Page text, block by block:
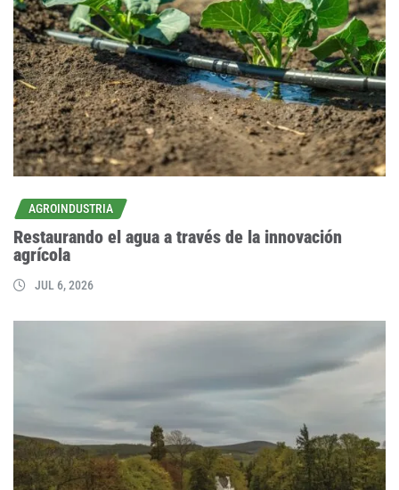
AGROINDUSTRIA
Restaurando el agua a través de la innovación
agrícola
JUL 6, 2026